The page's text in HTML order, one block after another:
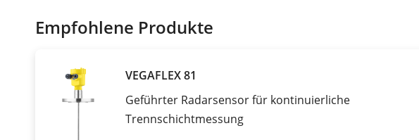
Empfohlene Produkte
VEGAFLEX 81
Geführter Radarsensor für kontinuierliche
Trennschichtmessung